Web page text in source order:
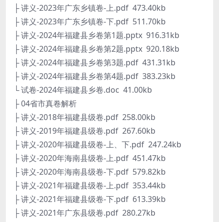
├ 讲义-2023年广东乡镇卷-上.pdf 473.40kb
├ 讲义-2023年广东乡镇卷-下.pdf 511.70kb
├ 讲义-2024年福建县乡卷第1题.pptx 916.31kb
├ 讲义-2024年福建县乡卷第2题.pptx 920.18kb
├ 讲义-2024年福建县乡卷第3题.pdf 431.31kb
├ 讲义-2024年福建县乡卷第4题.pdf 383.23kb
└ 试卷-2024年福建县乡卷.doc 41.00kb
├ 04省市真卷解析
├ 讲义-2018年福建县级卷.pdf 258.00kb
├ 讲义-2019年福建县级卷.pdf 267.60kb
├ 讲义-2020年福建县级卷-上、下.pdf 247.24kb
├ 讲义-2020年海南县级卷-上.pdf 451.47kb
├ 讲义-2020年海南县级卷-下.pdf 579.82kb
├ 讲义-2021年福建县级卷-上.pdf 353.44kb
├ 讲义-2021年福建县级卷-下.pdf 613.39kb
├ 讲义-2021年广东县级卷.pdf 280.27kb